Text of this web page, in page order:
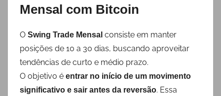
Mensal com Bitcoin
O Swing Trade Mensal consiste em manter
posições de 10 a 30 dias, buscando aproveitar
tendências de curto e médio prazo.
O objetivo é entrar no início de um movimento
significativo e sair antes da reversão. Essa